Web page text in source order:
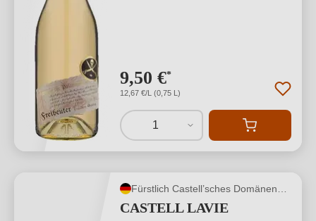
9,50 €*
12,67 €/L (0,75 L)
1
CASTELL LAVIE